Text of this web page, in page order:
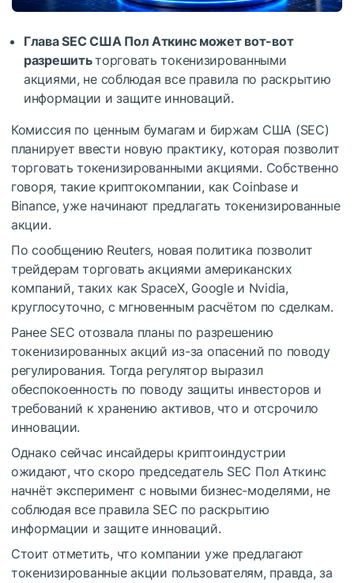
Глава SEC США Пол Аткинс может вот-вот
разрешитьторговать токенизированными
акциями, не соблюдая все правила по раскрытию
информации и защите инноваций.
Комиссия по ценным бумагам и биржам США (SEC)
планирует ввести новую практику, которая позволит
торговать токенизированными акциями. Собственно
говоря, такие криптокомпании, как Coinbase и
Binance, уже начинают предлагать токенизированные
акции.
По сообщению Reuters, новая политика позволит
трейдерам торговать акциями американских
компаний, таких как SpaceX, Google и Nvidia,
круглосуточно, с мгновенным расчётом по сделкам.
Ранее SEC отозвала планы по разрешению
токенизированных акций из-за опасений по поводу
регулирования. Тогда регулятор выразил
обеспокоенность по поводу защиты инвесторов и
требований к хранению активов, что и отсрочило
инновации.
Однако сейчас инсайдеры криптоиндустрии
ожидают, что скоро председатель SEC Пол Аткинс
начнёт эксперимент с новыми бизнес-моделями, не
соблюдая все правила SEC по раскрытию
информации и защите инноваций.
Стоит отметить, что компании уже предлагают
токенизированные акции пользователям, правда, за